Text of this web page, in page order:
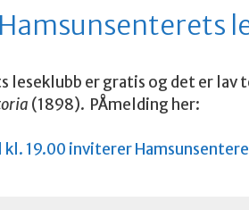
leseklubb er gratis og det er
(1898). PÅmelding her:
kl. 19.00 inviterer